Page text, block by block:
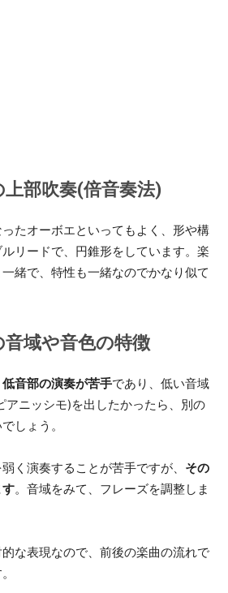
部吹奏(倍音奏法)
たオーボエといってもよく、形や構
リードで、円錐形をしています。楽
緒で、特性も一緒なのでかなり似て
域や音色の特徴
音部の演奏が苦手であり、低い音域
アニッシモ)を出したかったら、別の
しょう。
く演奏することが苦手ですが、 その
。音域をみて、フレーズを調整しま
な表現なので、前後の楽曲の流れで